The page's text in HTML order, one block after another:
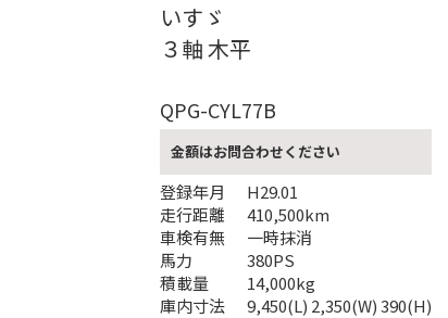
いすゞ
３軸 木平
QPG-CYL77B
金額はお問合わせください
登録年月
走行距離
車検有無
馬力
積載量
庫内寸法
H29.01
410,500km
一時抹消
380PS
14,000kg
9,450(L) 2,350(W) 390(H)